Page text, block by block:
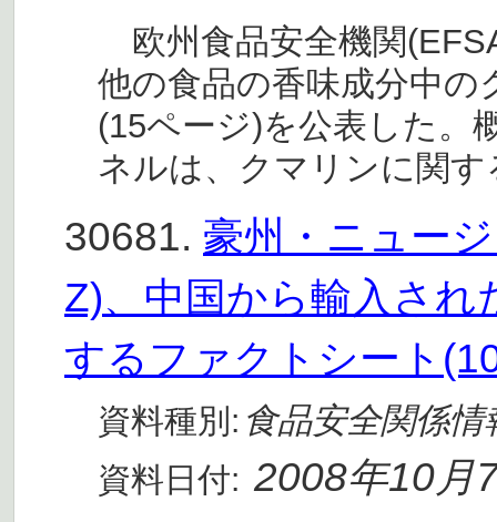
欧州食品安全機関
他の食品の香味成分中
(15ページ)を公表した。
ネルは、クマリンに関す
30681. 豪州・ニュー
Z)、中国から輸入され
するファクトシート
資料種別: 食品安全関係情
資料日付: 2008年10月